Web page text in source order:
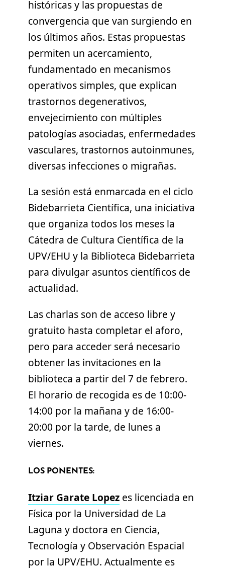
históricas y las propuestas de
convergencia que van surgiendo en
los últimos años. Estas propuestas
permiten un acercamiento,
fundamentado en mecanismos
operativos simples, que explican
trastornos degenerativos,
envejecimiento con múltiples
patologías asociadas, enfermedades
vasculares, trastornos autoinmunes,
diversas infecciones o migrañas.
La sesión está enmarcada en el ciclo
Bidebarrieta Científica, una iniciativa
que organiza todos los meses la
Cátedra de Cultura Científica de la
UPV/EHU y la Biblioteca Bidebarrieta
para divulgar asuntos científicos de
actualidad.
Las charlas son de acceso libre y
gratuito hasta completar el aforo,
pero para acceder será necesario
obtener las invitaciones en la
biblioteca a partir del 7 de febrero.
El horario de recogida es de 10:00-
14:00 por la mañana y de 16:00-
20:00 por la tarde, de lunes a
viernes.
LOS PONENTES:
Itziar Garate Lopez es licenciada en
Física por la Universidad de La
Laguna y doctora en Ciencia,
Tecnología y Observación Espacial
por la UPV/EHU. Actualmente es